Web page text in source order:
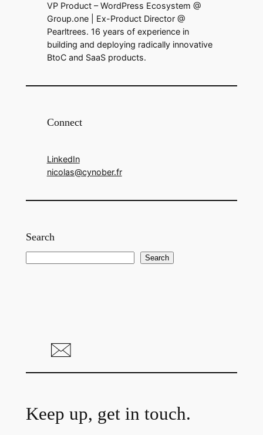
VP Product – WordPress Ecosystem @
Group.one | Ex-Product Director @
Pearltrees. 16 years of experience in
building and deploying radically innovative
BtoC and SaaS products.
Connect
LinkedIn
nicolas@cynober.fr
Search
Search
Keep up, get in touch.